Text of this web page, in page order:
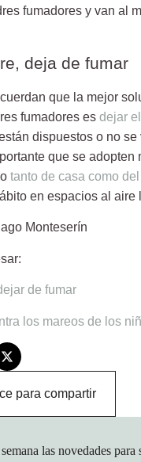
fumadores y van al
deja de fumar
que la mejor
fumadores es dejar
dispuestos o no
que se adopten
tanto de casa como
en espacios al aire
Monteserín
de fumar
los mareos de los
para compartir
las novedades para